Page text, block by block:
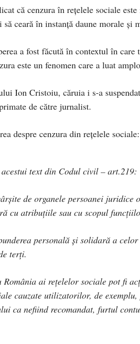
că cenzura în rețelele sociale
ceară în instanță daune morale și
a fost făcută în contextul în
este un fenomen care a luat
Ion Cristoiu, căruia i s-a
de către jurnalist.
despre cenzura din rețelele sociale:
text din Codul civil – art.219:
de organele persoanei juridice
cu atribuţiile sau cu scopul
personală şi solidară a
terţi.
ai rețelelor sociale pot fi
cauzate utilizatorilor, de
ca nefiind recomandat, furtul